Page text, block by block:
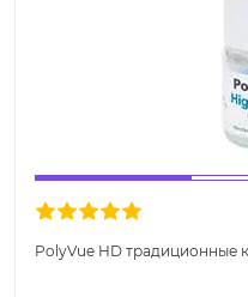
PolyVue HD традиционные